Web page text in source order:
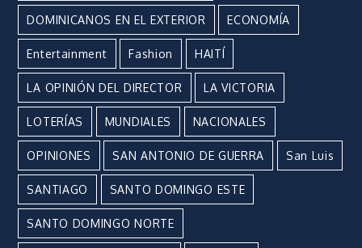
DOMINICANOS EN EL EXTERIOR ECONOMÍA
Entertainment Fashion HAITÍ
LA OPINIÓN DEL DIRECTOR LA VICTORIA
LOTERÍAS MUNDIALES NACIONALES
OPINIONES SAN ANTONIO DE GUERRA San Luis
SANTIAGO SANTO DOMINGO ESTE
SANTO DOMINGO NORTE